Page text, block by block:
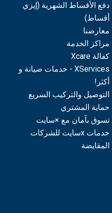
دفع الأقساط الشهرية (إيزي
أقساط)
معارضنا
مراكز الخدمة
كفالة Xcare
XServices - خدمات صيانة و
أكثر!
التوصيل والتركيب السريع
حماية المشتري
تسوق بآمان مع ×سايت
خدمات xسايت للشركات
المقايضة